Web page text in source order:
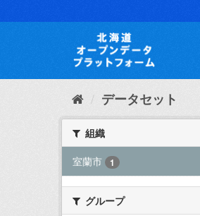
キ
て
データセット
組織
室蘭市
1
グループ